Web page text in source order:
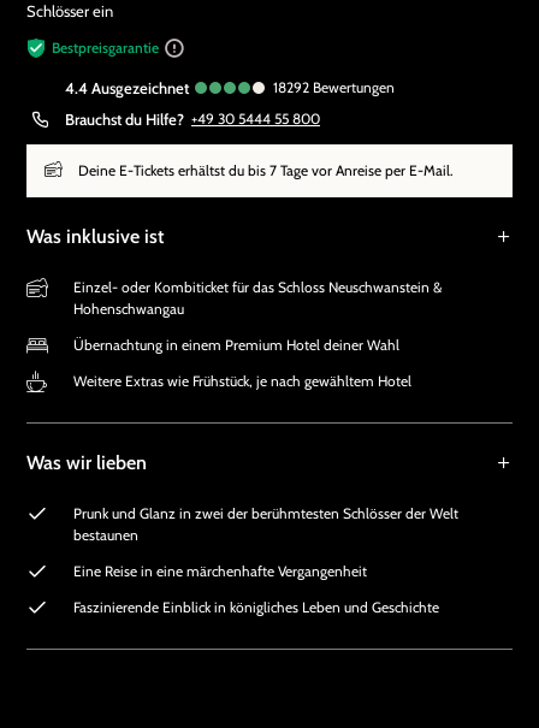
Schlösser ein
Bestpreisgarantie
4.4 ausgezeichnet 18292 Bewertungen
Brauchst du Hilfe? +49 30 5444 55 800
Deine E-Tickets erhältst du bis 7 Tage vor Anreise per E-Mail.
Was inklusive ist
Einzel- oder Kombiticket für das Schloss Neuschwanstein &
Hohenschwangau
Übernachtung in einem Premium Hotel deiner Wahl
Weitere Extras wie Frühstück, je nach gewähltem Hotel
Was wir lieben
Prunk und Glanz in zwei der berühmtesten Schlösser der Welt
bestaunen
Eine Reise in eine märchenhafte Vergangenheit
Faszinierende Einblick in königliches Leben und Geschichte